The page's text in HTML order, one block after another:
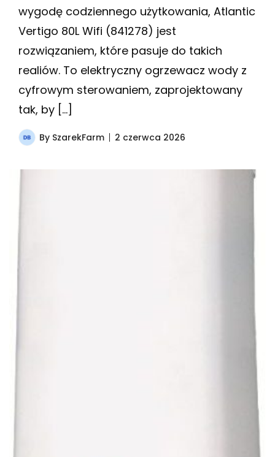
wygodę codziennego użytkowania, Atlantic
Vertigo 80L Wifi (841278) jest
rozwiązaniem, które pasuje do takich
realiów. To elektryczny ogrzewacz wody z
cyfrowym sterowaniem, zaprojektowany
tak, by […]
By SzarekFarm 2 czerwca 2026